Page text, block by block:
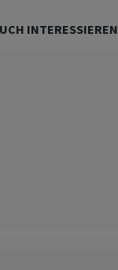
INTERESSIEREN